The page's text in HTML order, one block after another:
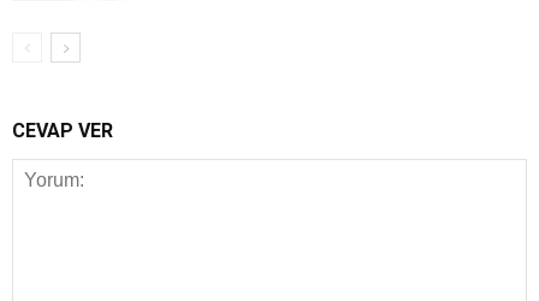
CEVAP VER